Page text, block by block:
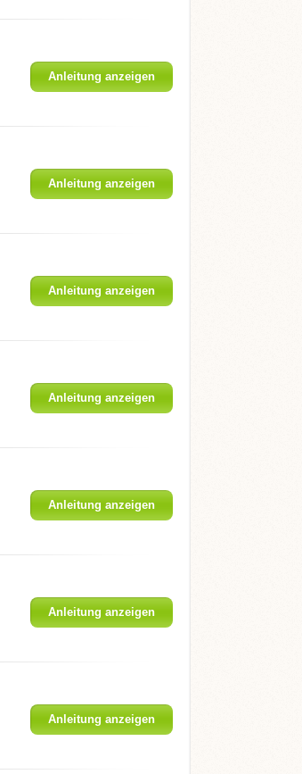
Anleitung anzeigen
Anleitung anzeigen
Anleitung anzeigen
Anleitung anzeigen
Anleitung anzeigen
Anleitung anzeigen
Anleitung anzeigen